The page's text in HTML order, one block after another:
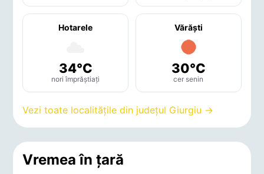
Hotarele
34°C
nori împrăștiați
Vărăşti
30°C
cer senin
Vezi toate localitățile din județul Giurgiu →
Vremea în țară